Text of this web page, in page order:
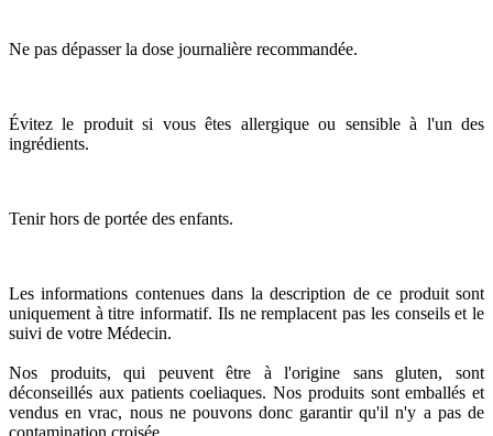
Ne pas dépasser la dose journalière recommandée.
Évitez le produit si vous êtes allergique ou sensible à l'un des
ingrédients.
Tenir hors de portée des enfants.
Les informations contenues dans la description de ce produit sont
uniquement à titre informatif. Ils ne remplacent pas les conseils et le
suivi de votre Médecin.
Nos produits, qui peuvent être à l'origine sans gluten, sont
déconseillés aux patients coeliaques. Nos produits sont emballés et
vendus en vrac, nous ne pouvons donc garantir qu'il n'y a pas de
contamination croisée.